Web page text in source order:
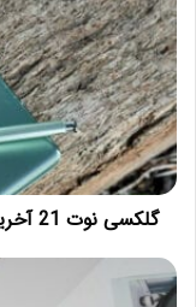
گلکسی نوت 21 آخرین عضو خانواده گلکسی نوت خواهد بود